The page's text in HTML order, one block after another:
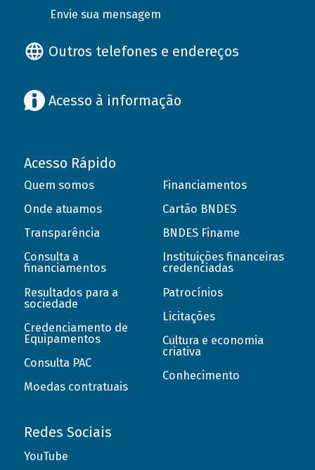
Envie sua mensagem
Outros telefones e endereços
Acesso à informação
Acesso Rápido
Quem somos
Onde atuamos
Transparência
Consulta a
financiamentos
Resultados para a
sociedade
Credenciamento de
Equipamentos
Consulta PAC
Moedas contratuais
Financiamentos
Cartão BNDES
BNDES Finame
Instituições financeiras
credenciadas
Patrocínios
Licitações
Cultura e economia
criativa
Conhecimento
Redes Sociais
YouTube